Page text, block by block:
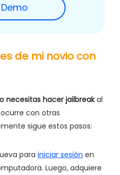
de mi novio con
necesitas hacer jailbreakal
con otras
sigue estos pasos:
para iniciar sesión en
Luego, adquiere